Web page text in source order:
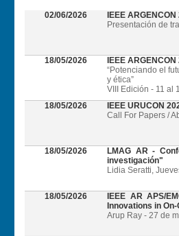
02/06/2026
IEEE
Presentación de
18/05/2026
IEEE
“Potenciando el
y ética”
VIII Edición - 11 al
18/05/2026
IEEE URUCON
Call For Papers /
18/05/2026
LMAG AR -
investigación"
Lidia Seratti,
18/05/2026
IEEE AR APS/
Innovations in
Arup Ray - 27 de